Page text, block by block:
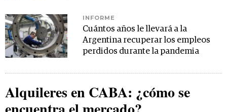
INFORME
Cuántos años le llevará a la
Argentina recuperar los empleos
perdidos durante la pandemia
Alquileres en CABA: ¿cómo se